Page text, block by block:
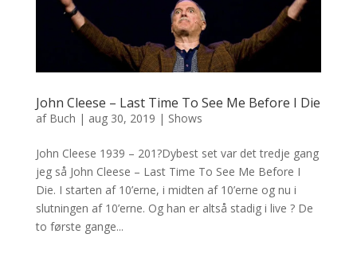
John Cleese – Last Time To See Me Before I Die
af Buch | aug 30, 2019 | Shows
John Cleese 1939 – 201?Dybest set var det tredje gang
jeg så John Cleese – Last Time To See Me Before I
Die. I starten af 10’erne, i midten af 10’erne og nu i
slutningen af 10’erne. Og han er altså stadig i live ? De
to første gange...